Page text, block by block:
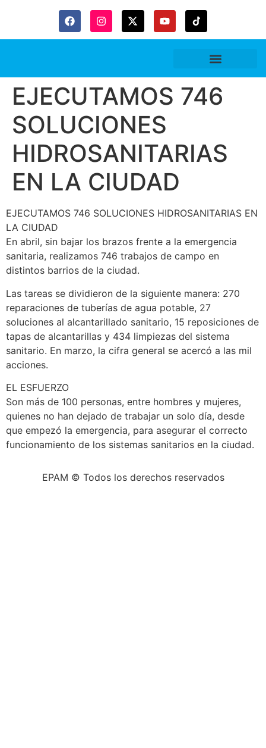
EJECUTAMOS 746
SOLUCIONES
HIDROSANITARIAS
EN LA CIUDAD
EJECUTAMOS 746 SOLUCIONES HIDROSANITARIAS EN
LA CIUDAD
En abril, sin bajar los brazos frente a la emergencia
sanitaria, realizamos 746 trabajos de campo en
distintos barrios de la ciudad.
Las tareas se dividieron de la siguiente manera: 270
reparaciones de tuberías de agua potable, 27
soluciones al alcantarillado sanitario, 15 reposiciones de
tapas de alcantarillas y 434 limpiezas del sistema
sanitario. En marzo, la cifra general se acercó a las mil
acciones.
EL ESFUERZO
Son más de 100 personas, entre hombres y mujeres,
quienes no han dejado de trabajar un solo día, desde
que empezó la emergencia, para asegurar el correcto
funcionamiento de los sistemas sanitarios en la ciudad.
EPAM © Todos los derechos reservados